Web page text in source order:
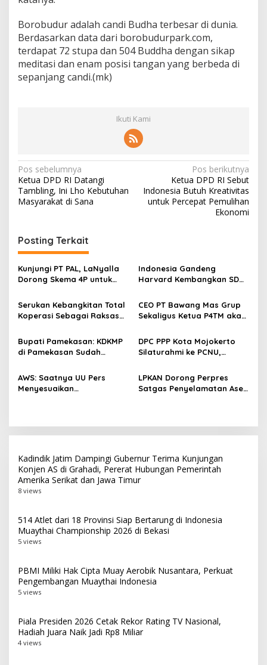
Borobudur adalah candi Budha terbesar di dunia.
Berdasarkan data dari borobudurpark.com,
terdapat 72 stupa dan 504 Buddha dengan sikap
meditasi dan enam posisi tangan yang berbeda di
sepanjang candi.(mk)
Ikuti Kami
N
a
v
g
a
s
i
p
o
s
Pos sebelumnya
Ketua DPD RI Datangi
Tambling, Ini Lho Kebutuhan
Masyarakat di Sana
Pos berikutnya
Ketua DPD RI Sebut
Indonesia Butuh Kreativitas
untuk Percepat Pemulihan
Ekonomi
Posting Terkait
Kunjungi PT PAL, LaNyalla
Dorong Skema 4P untuk
Nasional
Indonesia Gandeng
Harvard Kembangkan SDM
Dunia
Serukan Kebangkitan Total
Koperasi Sebagai Raksasa
79
CEO PT Bawang Mas Grup
Sekaligus Ketua P4TM akan
Tembakau di Madura
Bupati Pamekasan: KDKMP
di Pamekasan Sudah
Selesai Akhir Juli 2026
DPC PPP Kota Mojokerto
Silaturahmi ke PCNU,
Masyarakat
AWS: Saatnya UU Pers
Menyesuaikan
LPKAN Dorong Perpres
Satgas Penyelamatan Aset
Kadindik Jatim Dampingi Gubernur Terima Kunjungan
Konjen AS di Grahadi, Pererat Hubungan Pemerintah
Amerika Serikat dan Jawa Timur
8 views
514 Atlet dari 18 Provinsi Siap Bertarung di Indonesia
Muaythai Championship 2026 di Bekasi
5 views
PBMI Miliki Hak Cipta Muay Aerobik Nusantara, Perkuat
Pengembangan Muaythai Indonesia
5 views
Piala Presiden 2026 Cetak Rekor Rating TV Nasional,
Hadiah Juara Naik Jadi Rp8 Miliar
4 views